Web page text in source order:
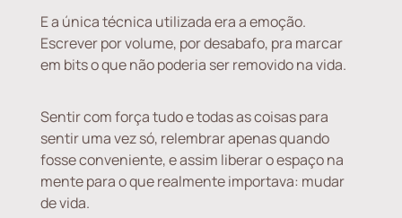
E a única técnica utilizada era a emoção.
Escrever por volume, por desabafo, pra marcar
em bits o que não poderia ser removido na vida.
Sentir com força tudo e todas as coisas para
sentir uma vez só, relembrar apenas quando
fosse conveniente, e assim liberar o espaço na
mente para o que realmente importava: mudar
de vida.